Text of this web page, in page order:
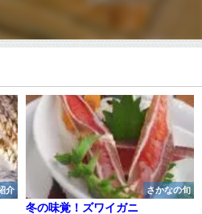
介 さかなの旬
冬の味覚！ズワイガニ